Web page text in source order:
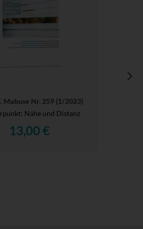
Mabuse Nr. 259 (1/2023)
Nähe und Distanz
13,00 €